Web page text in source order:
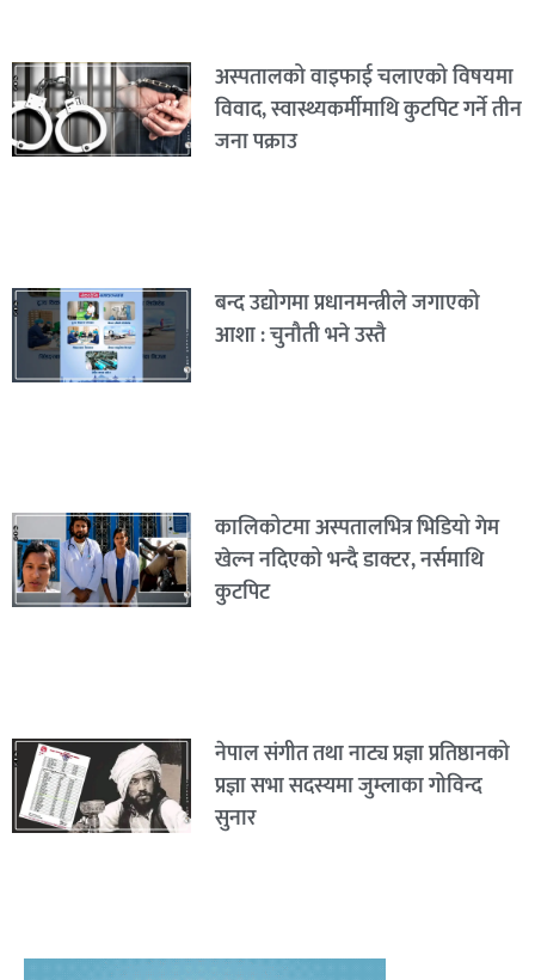
अस्पतालको वाइफाई चलाएको विषयमा
विवाद, स्वास्थ्यकर्मीमाथि कुटपिट गर्ने तीन
जना पक्राउ
बन्द उद्योगमा प्रधानमन्त्रीले जगाएको
आशा : चुनौती भने उस्तै
कालिकोटमा अस्पतालभित्र भिडियो गेम
खेल्न नदिएको भन्दै डाक्टर, नर्समाथि
कुटपिट
नेपाल संगीत तथा नाट्य प्रज्ञा प्रतिष्ठानको
प्रज्ञा सभा सदस्यमा जुम्लाका गोविन्द
सुनार